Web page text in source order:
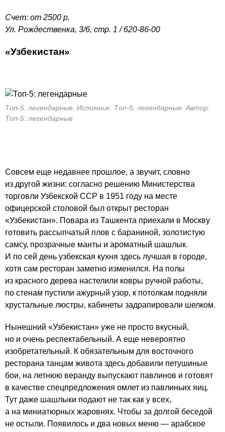
Счет: от 2500 р.
Ул. Рождественка, 3/6, стр. 1 /620-86-00
«Узбекистан»
Топ-5: легендарные. Источник: Топ-5: легендарные. Автор:
Топ-5: легендарные
Совсем еще недавнее прошлое, а звучит, словно
из другой жизни: согласно решению Министерства
торговли Узбекской ССР в 1951 году на месте
офицерской столовой был открыт ресторан
«Узбекистан». Повара из Ташкента приехали в Москву
готовить рассыпчатый плов с бараниной, золотистую
самсу, прозрачные манты и ароматный шашлык.
И по сей день узбекская кухня здесь лучшая в городе,
хотя сам ресторан заметно изменился. На полы
из красного дерева настелили ковры ручной работы,
по стенам пустили ажурный узор, к потолкам подняли
хрустальные люстры, кабинеты задрапировали шелком.
Нынешний «Узбекистан» уже не просто вкусный,
но и очень респектабельный. А еще невероятно
изобретательный. К обязательным для восточного
ресторана танцам живота здесь добавили петушиные
бои, на летнюю веранду выпускают павлинов и готовят
в качестве спецпредложения омлет из павлиньих яиц.
Тут даже шашлыки подают не так как у всех,
а на миниатюрных жаровнях. Чтобы за долгой беседой
не остыли. Появилось и два новых меню — арабское